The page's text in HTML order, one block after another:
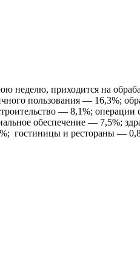
неделю, приходится на
пользования — 16,3%;
— 8,1%;
обеспечение — 7,5%;
гостиницы и рестораны —